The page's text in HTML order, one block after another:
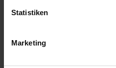
Statistiken
Marketing
Bewertungen lesen, schreiben